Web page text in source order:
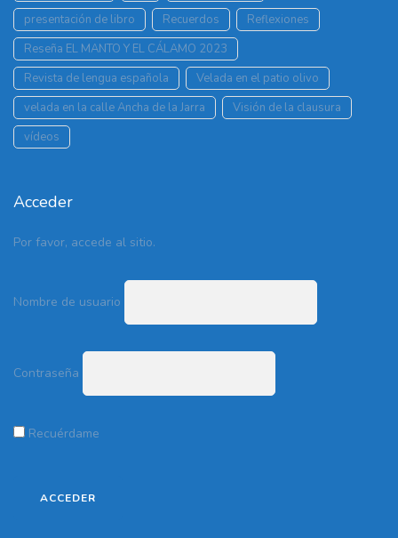
presentación de libro
Recuerdos
Reflexiones
Reseña EL MANTO Y EL CÁLAMO 2023
Revista de lengua española
Velada en el patio olivo
velada en la calle Ancha de la Jarra
Visión de la clausura
vídeos
Acceder
Por favor, accede al sitio.
Nombre de usuario
Contraseña
Recuérdame